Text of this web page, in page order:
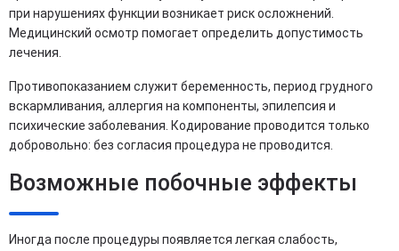
при нарушениях функции возникает риск осложнений.
Медицинский осмотр помогает определить допустимость
лечения.
Противопоказанием служит беременность, период грудного
вскармливания, аллергия на компоненты, эпилепсия и
психические заболевания. Кодирование проводится только
добровольно: без согласия процедура не проводится.
Возможные побочные эффекты
Иногда после процедуры появляется легкая слабость,